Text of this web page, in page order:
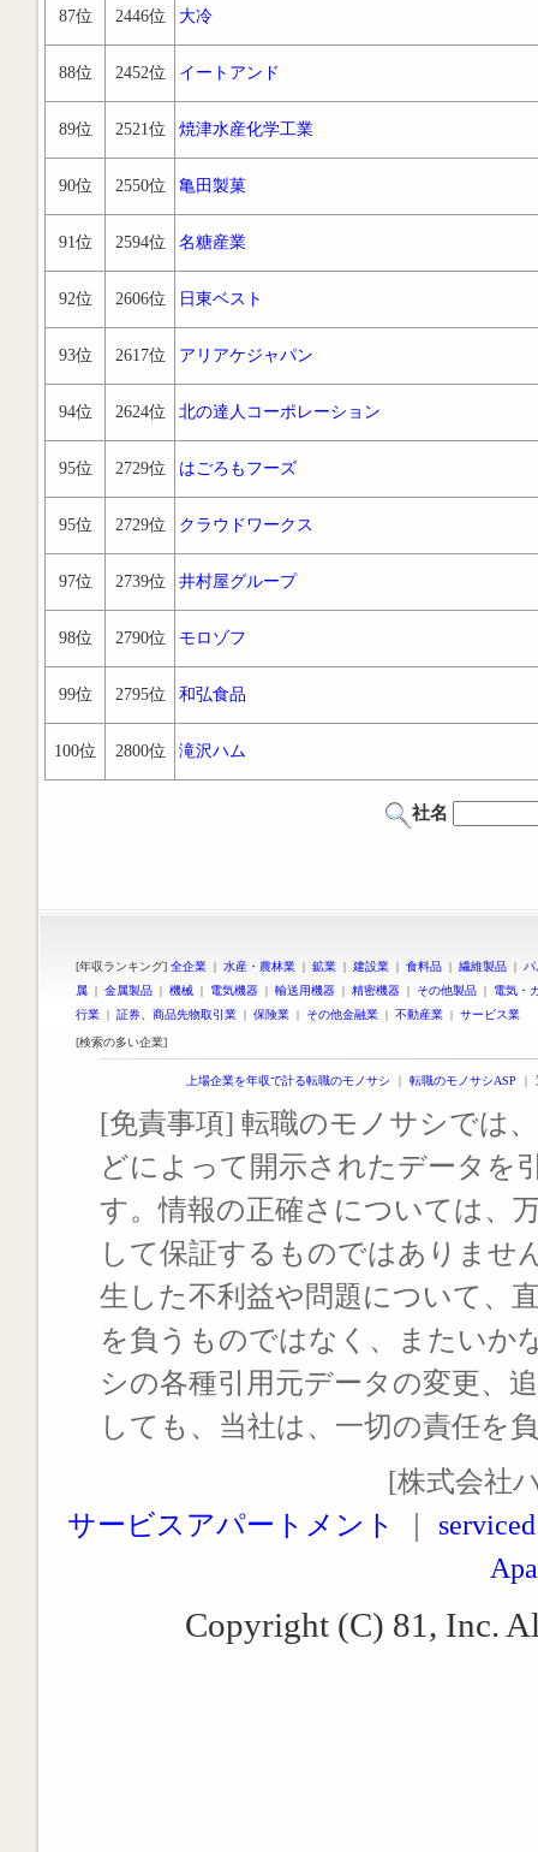
87位 2446位 大冷
88位 2452位 イートアンド
89位 2521位 焼津水産化学工業
90位 2550位 亀田製菓
91位 2594位 名糖産業
92位 2606位 日東ベスト
93位 2617位 アリアケジャパン
94位 2624位 北の達人コーポレーション
95位 2729位 はごろもフーズ
95位 2729位 クラウドワークス
97位 2739位 井村屋グループ
98位 2790位 モロゾフ
99位 2795位 和弘食品
100位 2800位 滝沢ハム
社名
[年収ランキング] 全企業 | 水産・農林業 | 鉱業 | 建設業 | 食料品 | 繊維製品 |
属 | 金属製品 | 機械 | 電気機器 | 輸送用機器 | 精密機器 | その他製品 | 電気・
行業 | 証券、商品先物取引業 | 保険業 | その他金融業 | 不動産業 | サービス業
[検索の多い企業]
上場企業を年収で計る転職のモノサシ ｜ 転職のモノサシASP ｜
[免責事項] 転職のモノサシでは
どによって開示されたデータを
す。情報の正確さについては、
して保証するものではありませ
生した不利益や問題について、
を負うものではなく、またいか
シの各種引用元データの変更、
しても、当社は、一切の責任を
[株式会社
サービスアパートメント
Copyright (C) 81, Inc.